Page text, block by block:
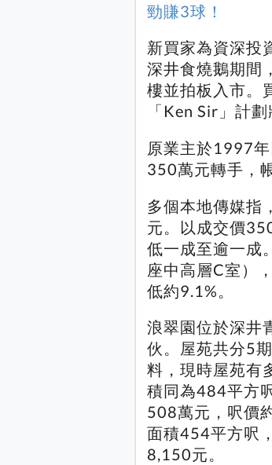
勁賺3球！
新買家為資深投
深井食燒鵝期間
樓並拍板入市。
「Ken Sir」計
原業主於1997
350萬元轉手，
多個本地傳媒指
元。以成交價
低一成至逾一成
座中高層C室）
低約9.1%。
浪翠園位於深井
伙。屋苑共分5
料，現時屋苑有
積同為484平方
508萬元，呎價
面積454平方呎
8,150元。